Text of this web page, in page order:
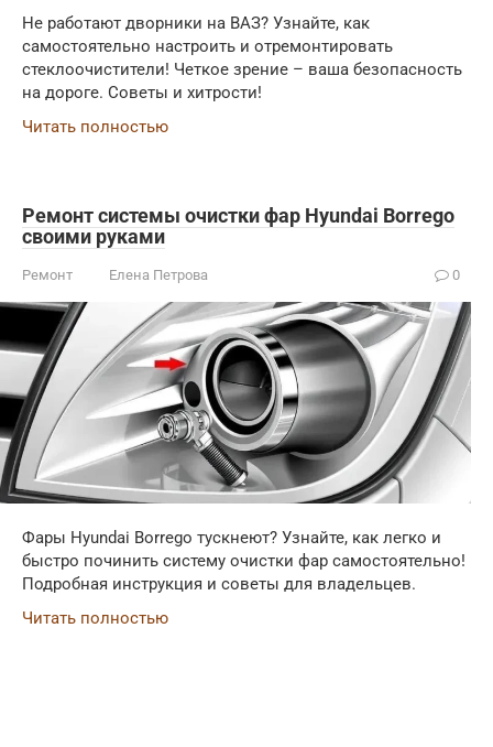
Не работают дворники на ВАЗ? Узнайте, как
самостоятельно настроить и отремонтировать
стеклоочистители! Четкое зрение – ваша безопасность
на дороге. Советы и хитрости!
Читать полностью
Ремонт системы очистки фар Hyundai Borrego
своими руками
Ремонт Елена Петрова 0
Фары Hyundai Borrego тускнеют? Узнайте, как легко и
быстро починить систему очистки фар самостоятельно!
Подробная инструкция и советы для владельцев.
Читать полностью